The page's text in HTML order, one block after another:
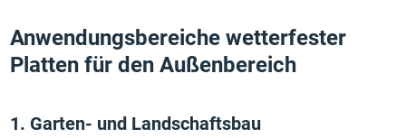
Anwendungsbereiche wetterfester
Platten für den Außenbereich
1. Garten- und Landschaftsbau